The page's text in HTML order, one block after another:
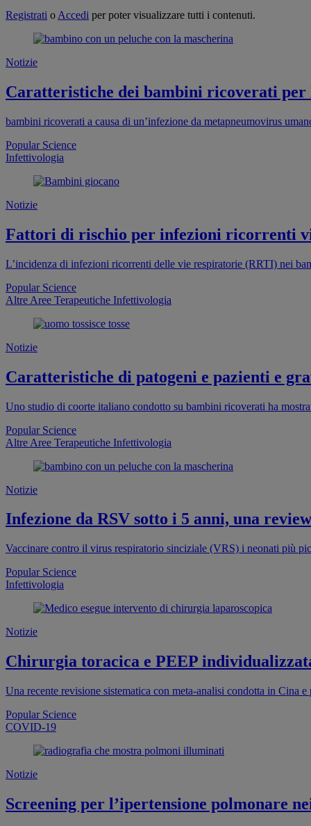
Registrati o Accedi per poter visualizzare tutti i contenuti.
Notizie
Caratteristiche dei bambini ricoverati
bambini ricoverati a causa di un’infezione da metapneumovirus
Popular Science
Infettivologia
Notizie
Fattori di rischio per infezioni ricorrenti
L’incidenza di infezioni ricorrenti delle vie respiratorie (RRTI) nei
Popular Science
Altre Aree Terapeutiche Infettivologia
Notizie
Caratteristiche di patogeni e pazienti e
Uno studio di coorte italiano condotto su bambini ricoverati ha
Popular Science
Altre Aree Terapeutiche Infettivologia
Notizie
Infezione da RSV sotto i 5 anni, una
Vaccinare contro il virus respiratorio sinciziale (VRS) i neonati più
Popular Science
Infettivologia
Notizie
Chirurgia toracica e PEEP
Una recente revisione sistematica con meta-analisi condotta in
Popular Science
COVID-19
Notizie
Screening per l’ipertensione polmonare